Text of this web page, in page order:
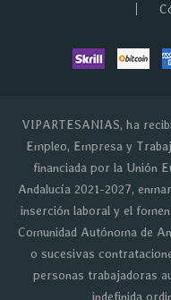
VIPARTESANIAS, ha
Empleo, Empresa y
financiada por la Unión
Andalucía 2021-2027,
inserción laboral y el
Comunidad Autónoma de
o sucesivas
personas trabajadoras
indefinida